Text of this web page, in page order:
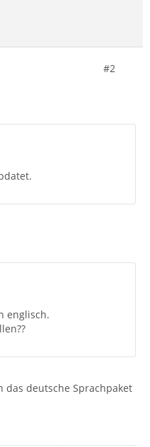
#2
englisch.
das deutsche Sprachpaket